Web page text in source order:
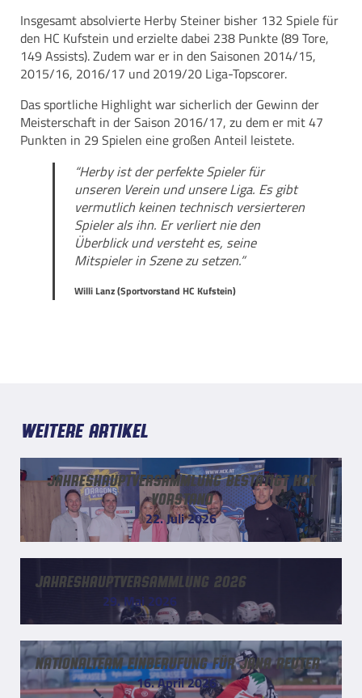
Insgesamt absolvierte Herby Steiner bisher 132 Spiele für
den HC Kufstein und erzielte dabei 238 Punkte (89 Tore,
149 Assists). Zudem war er in den Saisonen 2014/15,
2015/16, 2016/17 und 2019/20 Liga-Topscorer.
Das sportliche Highlight war sicherlich der Gewinn der
Meisterschaft in der Saison 2016/17, zu dem er mit 47
Punkten in 29 Spielen eine großen Anteil leistete.
“Herby ist der perfekte Spieler für
unseren Verein und unsere Liga. Es gibt
vermutlich keinen technisch versierteren
Spieler als ihn. Er verliert nie den
Überblick und versteht es, seine
Mitspieler in Szene zu setzen.”
Willi Lanz (Sportvorstand HC Kufstein)
Weitere Artikel
Jahreshauptversammlung bestätigt HCK
Vorstand
22. Juli 2026
Jahreshauptversammlung 2026
29. Mai 2026
Nationalteam Einberufung für Jana Reuter
16. April 2026